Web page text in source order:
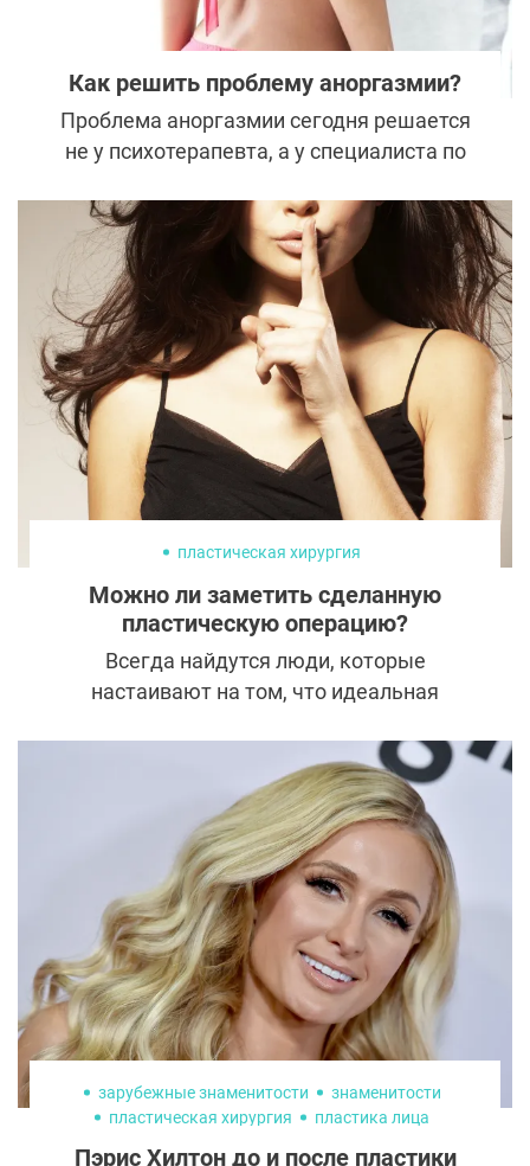
Как решить проблему аноргазмии?
Проблема аноргазмии сегодня решается
не у психотерапевта, а у специалиста по
безопасная методика хирургического и
безоперационного лечения «мнимой
фригидности» решает проблему в 90 %
случаев.
пластическая хирургия
Можно ли заметить сделанную
пластическую операцию?
Всегда найдутся люди, которые
настаивают на том, что идеальная
искусственная. Существуют ли реальные
признаки, которые объективно
свидетельствуют о работе пластического
хирурга или это всего лишь домыслы
завистников?
зарубежные знаменитости
знаменитости
пластическая хирургия
пластика лица
Пэрис Хилтон до и после пластики